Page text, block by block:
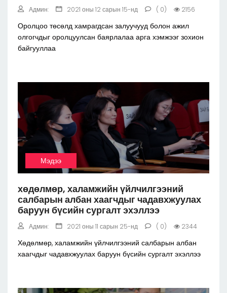
Админ: 2021 оны 12 сарын 15-нд ( 0) 2156
Оролцоо төсөлд хамрагдсан залуучууд болон ажил
олгогчдыг оролцуулсан баярлалаа арга хэмжээг зохион
байгууллаа
Мэдээ
хөдөлмөр, халамжийн үйлчилгээний
салбарын албан хаагчдыг чадавхжуулах
баруун бүсийн сургалт эхэллээ
Админ: 2021 оны 11 сарын 25-нд ( 0) 2344
Хөдөлмөр, халамжийн үйлчилгээний салбарын албан
хаагчдыг чадавхжуулах баруун бүсийн сургалт эхэллээ